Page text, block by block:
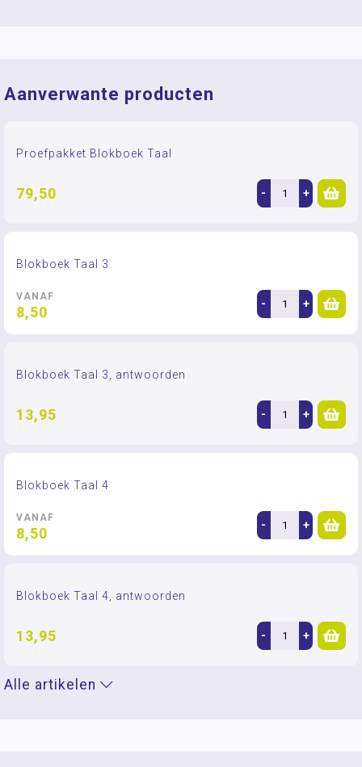
Aanverwante producten
Proefpakket Blokboek Taal
79,50 - +
Blokboek Taal 3
VANAF
8,50 - +
Blokboek Taal 3, antwoorden
13,95 - +
Blokboek Taal 4
VANAF
8,50 - +
Blokboek Taal 4, antwoorden
13,95 - +
Alle artikelen